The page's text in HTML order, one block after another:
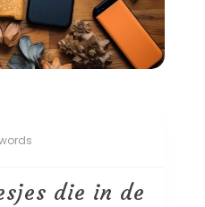
die in de